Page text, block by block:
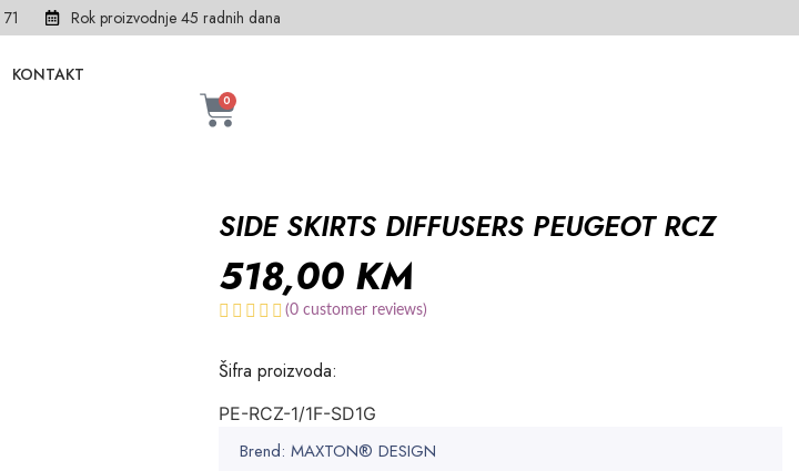
Rok proizvodnje 45 radnih dana
KONTAKT
0
SIDE SKIRTS DIFFUSERS PEUGEOT RCZ
518,00 KM
(0 customer reviews)
Šifra proizvoda:
PE-RCZ-1/1F-SD1G
Brend: MAXTON® DESIGN